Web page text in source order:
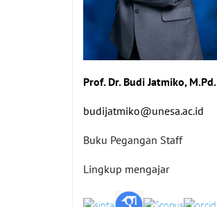
Prof. Dr. Budi Jatmiko, M.Pd.
budijatmiko@unesa.ac.id
Buku Pegangan Staff
Lingkup mengajar